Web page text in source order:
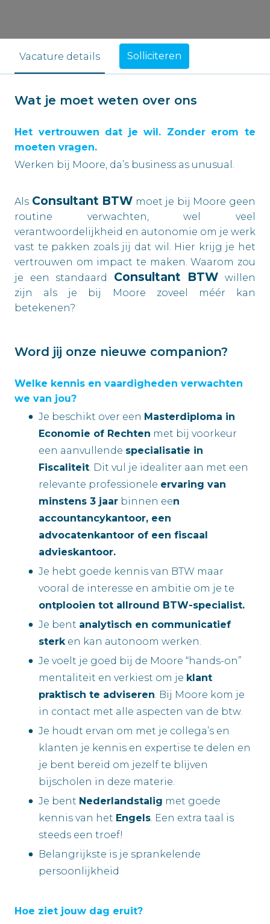
Vacature details Solliciteren
Wat je moet weten over ons
Het vertrouwen dat je wil. Zonder erom te
moeten vragen.
Werken bij Moore, da’s business as unusual.
Als Consultant BTW moet je bij Moore geen
routine verwachten, wel veel
verantwoordelijkheid en autonomie om je werk
vast te pakken zoals jij dat wil. Hier krijg je het
vertrouwen om impact te maken. Waarom zou
je een standaard Consultant BTW willen
zijn als je bij Moore zoveel méér kan
betekenen?
Word jij onze nieuwe companion?
Welke kennis en vaardigheden verwachten
we van jou?
Je beschikt over een Masterdiploma in
Economie of Rechten met bij voorkeur
een aanvullende specialisatie in
Fiscaliteit. Dit vul je idealiter aan met een
relevante professionele ervaring van
minstens 3 jaar binnen een
accountancykantoor, een
advocatenkantoor of een fiscaal
advieskantoor.
Je hebt goede kennis van BTW maar
vooral de interesse en ambitie om je te
ontplooien tot allround BTW-specialist.
Je bent analytisch en communicatief
sterken kan autonoom werken.
Je voelt je goed bij de Moore “hands-on”
mentaliteit en verkiest om je klant
praktisch te adviseren. Bij Moore kom je
in contact met alle aspecten van de btw.
Je houdt ervan om met je collega’s en
klanten je kennis en expertise te delen en
je bent bereid om jezelf te blijven
bijscholen in deze materie.
Je bent Nederlandstalig met goede
kennis van het Engels. Een extra taal is
steeds een troef!
Belangrijkste is je sprankelende
persoonlijkheid
Hoe ziet jouw dag eruit?